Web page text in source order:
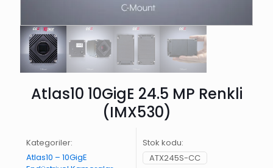
Atlas10 10GigE 24.5 MP Renkli
(IMX530)
Kategoriler:
Atlas10 – 10GigE
Stok kodu:
ATX245S-CC